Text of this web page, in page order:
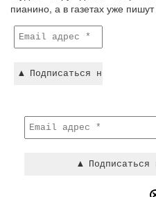
пианино, а в газетах уже